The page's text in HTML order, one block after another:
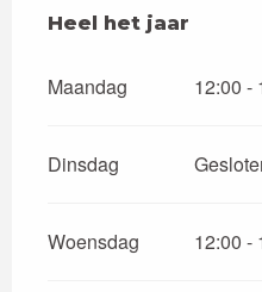
Heel het jaar
Heel het jaar
Maandag 12:00 -
Dinsdag
Woensdag 12:00 -